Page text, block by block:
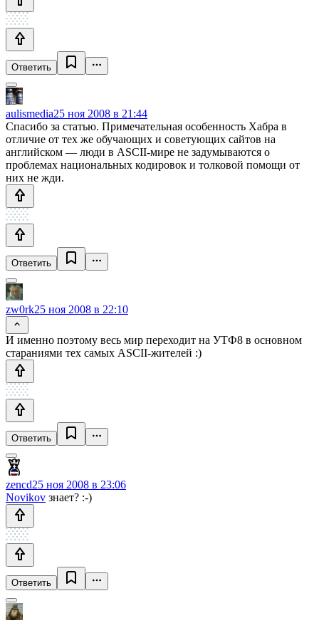
Ответить
aulismedia25 ноя 2008 в 21:44
Спасибо за статью. Примечательная особенность Хабра в
отличие от тех же обучающих и советующих сайтов на
английском — люди в ASCII-мире не задумываются о
проблемах национальных кодировок и толковой помощи от
них не жди.
Ответить
zw0rk25 ноя 2008 в 22:10
И именно поэтому весь мир переходит на УТФ8 в основном
стараниями тех самых ASCII-жителей :)
Ответить
zencd25 ноя 2008 в 23:06
Novikov знает? :-)
Ответить